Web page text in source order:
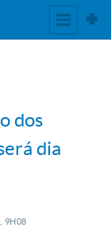
dos
dia
9H08